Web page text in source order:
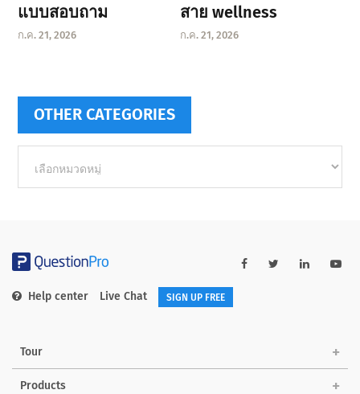
แบบสอบถาม
ก.ค. 21, 2026
สาย wellness
ก.ค. 21, 2026
OTHER CATEGORIES
categories
Help center Live Chat SIGN UP FREE
Tour
Products